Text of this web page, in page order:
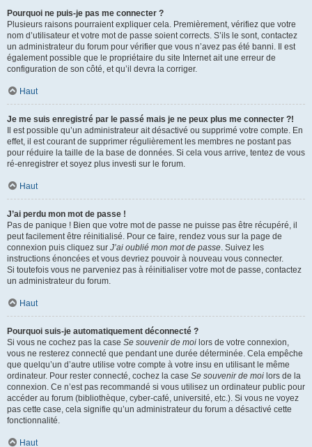
Pourquoi ne puis-je pas me connecter ?
Plusieurs raisons pourraient expliquer cela. Premièrement, vérifiez que votre
nom d’utilisateur et votre mot de passe soient corrects. S’ils le sont, contactez
un administrateur du forum pour vérifier que vous n’avez pas été banni. Il est
également possible que le propriétaire du site Internet ait une erreur de
configuration de son côté, et qu’il devra la corriger.
Haut
Je me suis enregistré par le passé mais je ne peux plus me connecter ?!
Il est possible qu’un administrateur ait désactivé ou supprimé votre compte. En
effet, il est courant de supprimer régulièrement les membres ne postant pas
pour réduire la taille de la base de données. Si cela vous arrive, tentez de vous
ré-enregistrer et soyez plus investi sur le forum.
Haut
J’ai perdu mon mot de passe !
Pas de panique ! Bien que votre mot de passe ne puisse pas être récupéré, il
peut facilement être réinitialisé. Pour ce faire, rendez vous sur la page de
connexion puis cliquez sur J’ai oublié mon mot de passe. Suivez les
instructions énoncées et vous devriez pouvoir à nouveau vous connecter.
Si toutefois vous ne parveniez pas à réinitialiser votre mot de passe, contactez
un administrateur du forum.
Haut
Pourquoi suis-je automatiquement déconnecté ?
Si vous ne cochez pas la case Se souvenir de moi lors de votre connexion,
vous ne resterez connecté que pendant une durée déterminée. Cela empêche
que quelqu’un d’autre utilise votre compte à votre insu en utilisant le même
ordinateur. Pour rester connecté, cochez la case Se souvenir de moi lors de la
connexion. Ce n’est pas recommandé si vous utilisez un ordinateur public pour
accéder au forum (bibliothèque, cyber-café, université, etc.). Si vous ne voyez
pas cette case, cela signifie qu’un administrateur du forum a désactivé cette
fonctionnalité.
Haut